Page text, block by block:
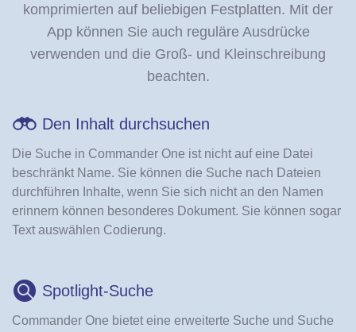
komprimierten auf beliebigen Festplatten. Mit der
App können Sie auch reguläre Ausdrücke
verwenden und die Groß- und Kleinschreibung
beachten.
Den Inhalt durchsuchen
Die Suche in Commander One ist nicht auf eine Datei
beschränkt Name. Sie können die Suche nach Dateien
durchführen Inhalte, wenn Sie sich nicht an den Namen
erinnern können besonderes Dokument. Sie können sogar
Text auswählen Codierung.
Spotlight-Suche
Commander One bietet eine erweiterte Suche und Suche